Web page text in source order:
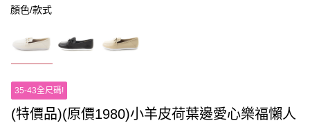
顏色/款式
35-43全尺碼!
(特價品)(原價1980)小羊皮荷葉邊愛心樂福懶人